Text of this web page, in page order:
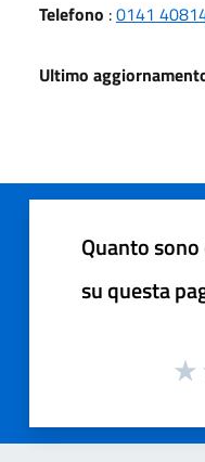
Telefono :0141
Ultimo
Quanto
su questa